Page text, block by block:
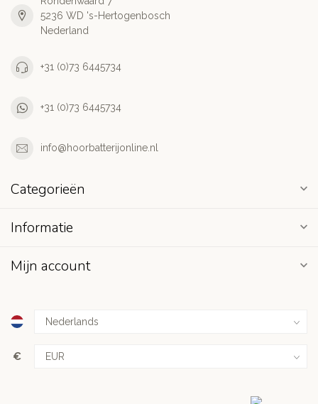
5236 WD 's-Hertogenbosch
Nederland
+31 (0)73 6445734
+31 (0)73 6445734
info@hoorbatterijonline.nl
Categorieën
Informatie
Mijn account
€